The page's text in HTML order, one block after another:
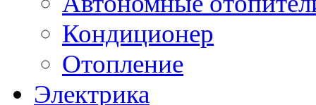
Кондиционер
Отопление
Электрика